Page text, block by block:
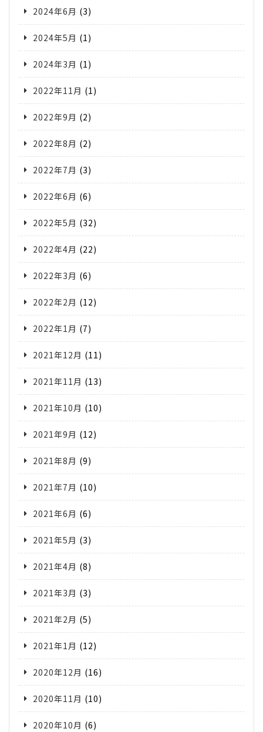
2024年6月 (3)
2024年5月 (1)
2024年3月 (1)
2022年11月 (1)
2022年9月 (2)
2022年8月 (2)
2022年7月 (3)
2022年6月 (6)
2022年5月 (32)
2022年4月 (22)
2022年3月 (6)
2022年2月 (12)
2022年1月 (7)
2021年12月 (11)
2021年11月 (13)
2021年10月 (10)
2021年9月 (12)
2021年8月 (9)
2021年7月 (10)
2021年6月 (6)
2021年5月 (3)
2021年4月 (8)
2021年3月 (3)
2021年2月 (5)
2021年1月 (12)
2020年12月 (16)
2020年11月 (10)
2020年10月 (6)